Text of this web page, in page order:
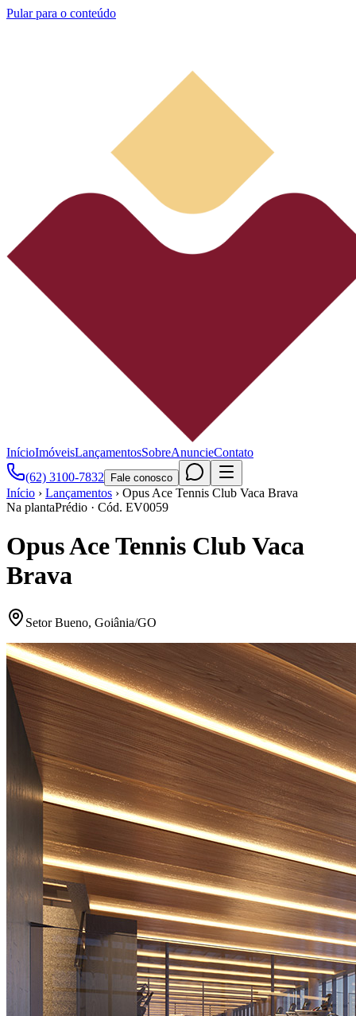
Pular para o conteúdo
InícioImóveisLançamentosSobreAnuncieContato
(62) 3100-7832
Fale conosco
Início › Lançamentos › Opus Ace Tennis Club Vaca Brava
Na plantaPrédio · Cód. EV0059
Opus Ace Tennis Club Vaca
Brava
Setor Bueno, Goiânia/GO